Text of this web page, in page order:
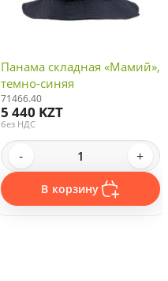
Панама складная «Мамий»,
темно-синяя
71466.40
5 440 KZT
без НДС
- +
В корзину